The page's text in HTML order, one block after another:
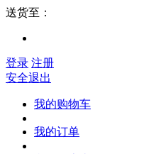
送货至：
登录 注册
安全退出
我的购物车
我的订单